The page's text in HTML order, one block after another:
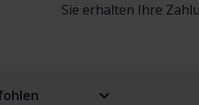
Sie erhalten Ihre